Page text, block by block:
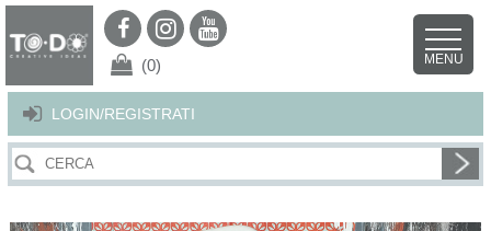
Per offrirti il miglior servizio possibile questo sito utilizza i cookies.
Continuando la navigazione nel sito autorizzi l’uso dei cookies. Per ulteriori
LOGIN/REGISTRATI
(0) MENU